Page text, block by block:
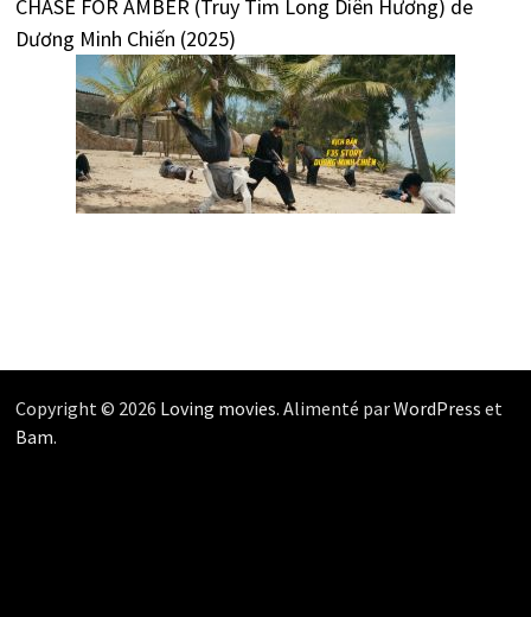
CHASE FOR AMBER (Truy Tìm Long Diên Hương) de
Dương Minh Chiến (2025)
Copyright © 2026 Loving movies. Alimenté parWordPress et
Bam.